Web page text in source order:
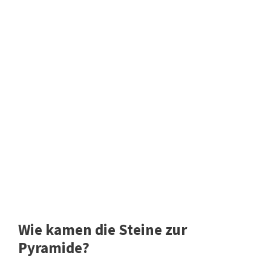
Wie kamen die Steine zur
Pyramide?